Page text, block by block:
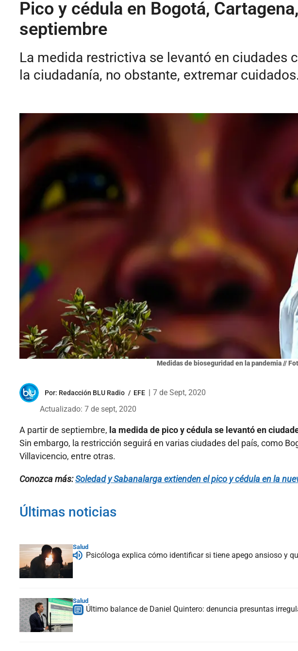
Pico y cédula en Bogotá,
septiembre
La medida restrictiva se levantó en ciudades
la ciudadanía, no obstante, extremar cuidados.
Medidas de bioseguridad en la pandemia //
Por: Redacción BLU Radio / EFE
7 de Sept, 2020
Actualizado: 7 de sept, 2020
A partir de septiembre, la medida de pico y cédula se levantó en
Sin embargo, la restricción seguirá en varias ciudades del país, como
Villavicencio, entre otras.
Conozca más:Soledad y Sabanalarga extienden el pico y cédula en la
Últimas noticias
Salud
Psicóloga explica cómo identificar si tiene apego ansioso y
Salud
Último balance de Daniel Quintero: denuncia presuntas